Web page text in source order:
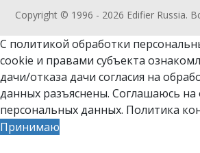
Copyright © 1996 - 2026 EdifierRussia.
С политикой обработки
cookie и правами субъекта
дачи/отказа дачи согласия на
данных разъяснены. Соглашаюсь на
персональных данных. Политика
Принимаю